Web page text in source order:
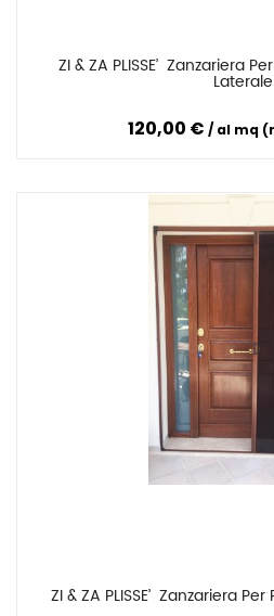
ZI & ZA PLISSE’  Zanzariera
Laterale
120,00 €
al mq
Confronta
ZI & ZA PLISSE’  Zanzariera
Confronta